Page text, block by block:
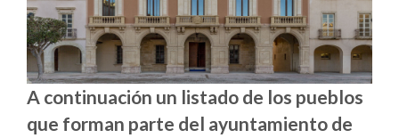
A continuación un listado de los pueblos
que forman parte del ayuntamiento de